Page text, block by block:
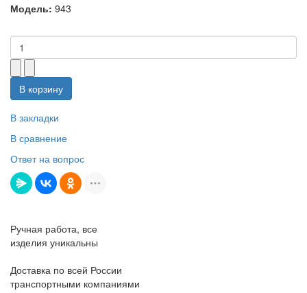
Модель: 943
В корзину
В закладки
В сравнение
Ответ на вопрос
Ручная работа, все
изделия уникальны
Доставка по всей России
транспортными компаниями